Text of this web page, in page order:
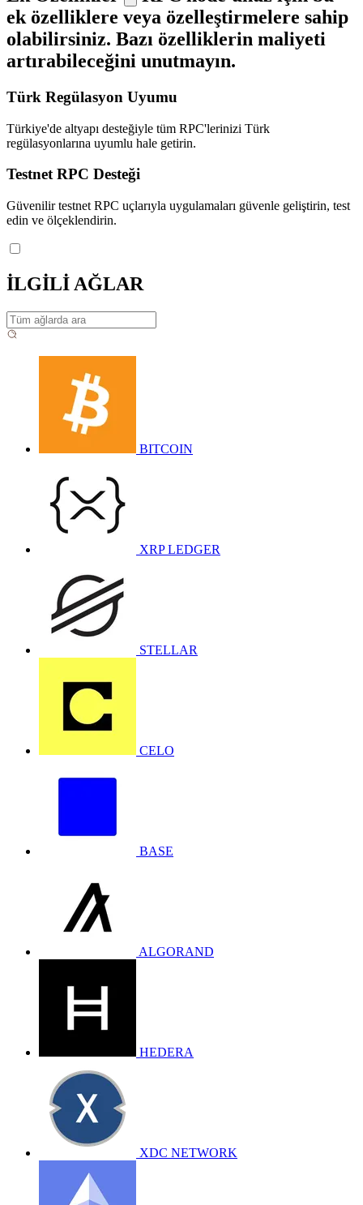
ek özelliklere veya özelleştirmelere sahip
olabilirsiniz. Bazı özelliklerin maliyeti
artırabileceğini unutmayın.
Türk Regülasyon Uyumu
Türkiye'de altyapı desteğiyle tüm RPC'lerinizi Türk
regülasyonlarına uyumlu hale getirin.
Testnet RPC Desteği
Güvenilir testnet RPC uçlarıyla uygulamaları güvenle geliştirin, test
edin ve ölçeklendirin.
İLGİLİ AĞLAR
BITCOIN
XRP LEDGER
STELLAR
CELO
BASE
ALGORAND
HEDERA
XDC NETWORK